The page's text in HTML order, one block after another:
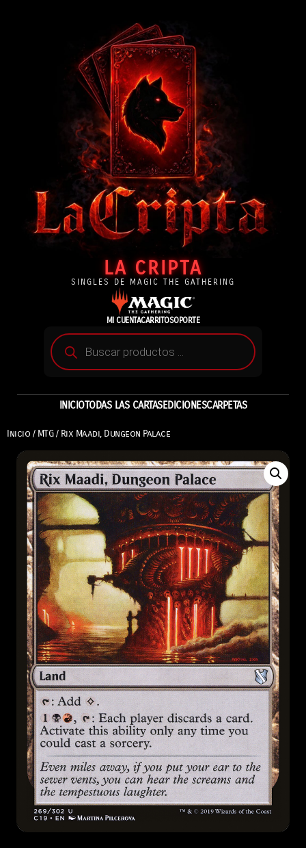
LA CRIPTA
SINGLES DE MAGIC THE GATHERING
MI CUENTACARRITOSOPORTE
INICIOTODAS LAS CARTASEDICIONESCARPETAS
Inicio / MTG/ Rix Maadi, Dungeon Palace